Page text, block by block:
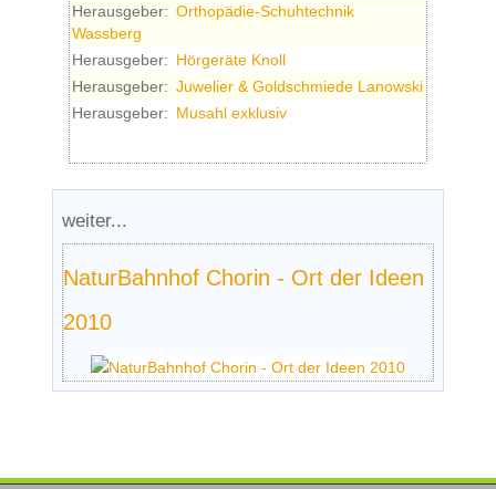
Herausgeber: Orthopädie-Schuhtechnik
Wassberg
Herausgeber: Hörgeräte Knoll
Herausgeber: Juwelier & Goldschmiede Lanowski
Herausgeber: Musahl exklusiv
weiter...
NaturBahnhof Chorin - Ort der Ideen
2010